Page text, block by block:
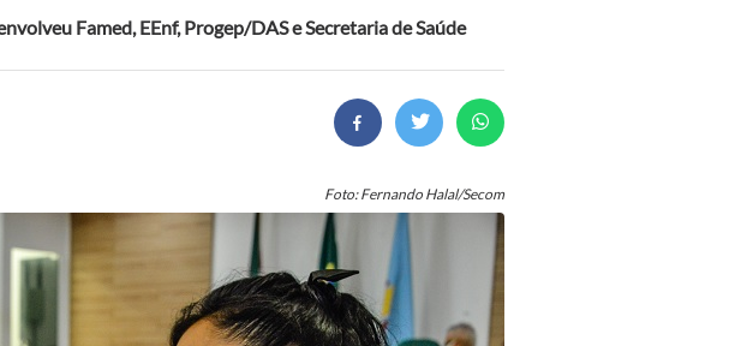
Famed, EEnf, Progep/DAS e Secretaria de Saúde
Foto: Fernando Halal/Secom